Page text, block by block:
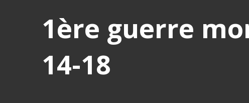
1ère guerre
14-18